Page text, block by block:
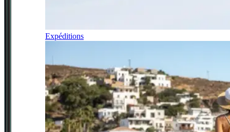
Expéditions